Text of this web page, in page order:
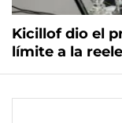
Kicillof dio el
límite a la